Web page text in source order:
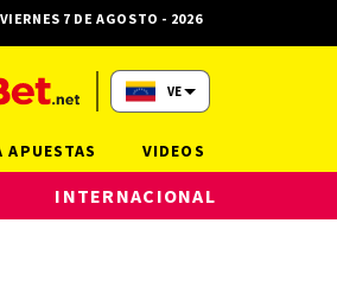
VIERNES 7 DE AGOSTO - 2026
VE
INTERNACIONAL
APUESTAS VIDEOS